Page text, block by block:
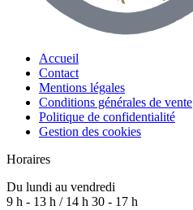
Accueil
Contact
Mentions légales
Conditions générales de vente
Politique de confidentialité
Gestion des cookies
Horaires
Du lundi au vendredi
9 h - 13 h / 14 h 30 - 17 h